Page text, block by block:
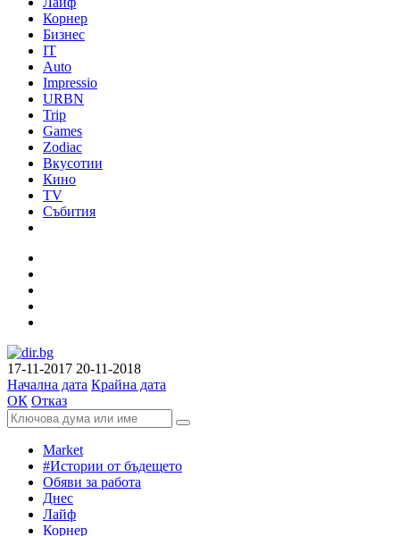
Корнер
Бизнес
IT
Auto
Impressio
URBN
Trip
Games
Zodiac
Вкусотии
Кино
TV
Събития
17-11-2017 20-11-2018
Начална дата Крайна дата
ОК Отказ
Market
#Истории от бъдещето
Обяви за работа
Днес
Лайф
Корнер